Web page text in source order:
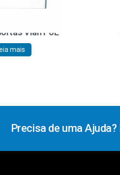
Vlan PoE
mais
Precisa de uma